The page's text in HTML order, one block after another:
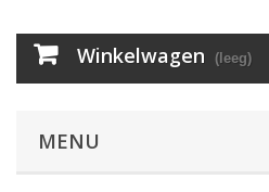
Winkelwagen (leeg)
MENU